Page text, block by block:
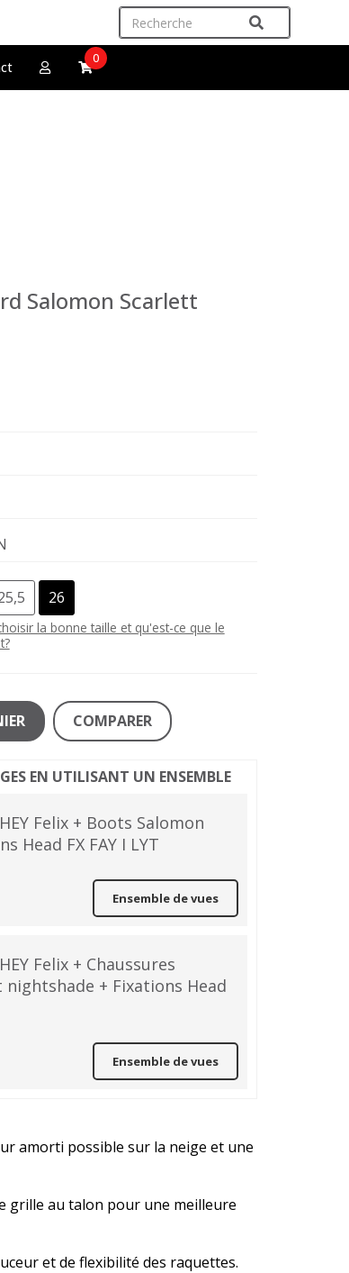
0
Salomon Scarlett
26
la bonne taille et qu'est-ce que le
COMPARER
EN UTILISANT UN ENSEMBLE
Felix + Boots Salomon
Head FX FAY I LYT
Ensemble de vues
Felix + Chaussures
+ Fixations Head
Ensemble de vues
amorti possible sur la neige et une
grille au talon pour une meilleure
et de flexibilité des raquettes.